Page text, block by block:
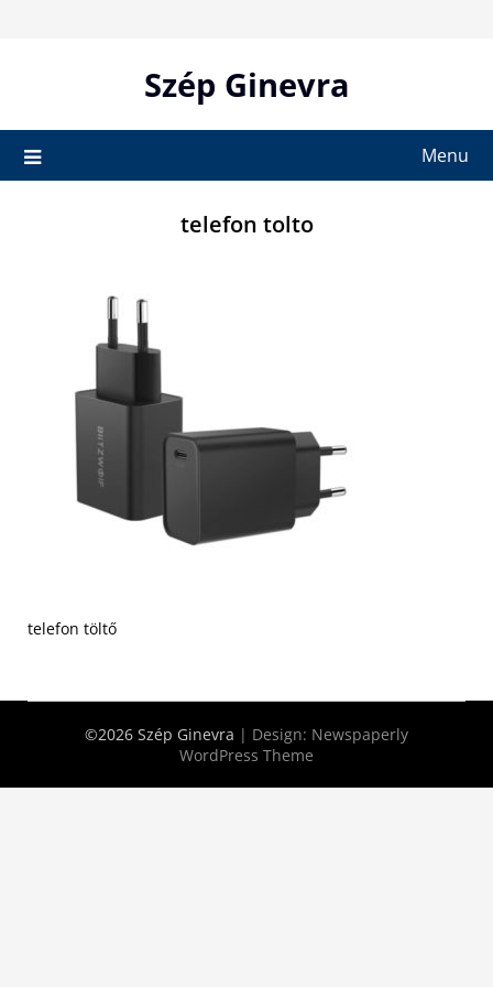
Szép Ginevra
Menu
telefon tolto
telefon töltő
©2026 Szép Ginevra | Design: Newspaperly
WordPress Theme